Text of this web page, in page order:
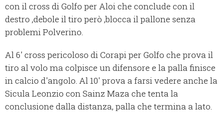
con il cross di Golfo per Aloi che conclude con il
destro ,debole il tiro però ,blocca il pallone senza
problemi Polverino.
Al 6' cross pericoloso di Corapi per Golfo che prova il
tiro al volo ma colpisce un difensore e la palla finisce
in calcio d'angolo. Al 10' prova a farsi vedere anche la
Sicula Leonzio con Sainz Maza che tenta la
conclusione dalla distanza, palla che termina a lato.